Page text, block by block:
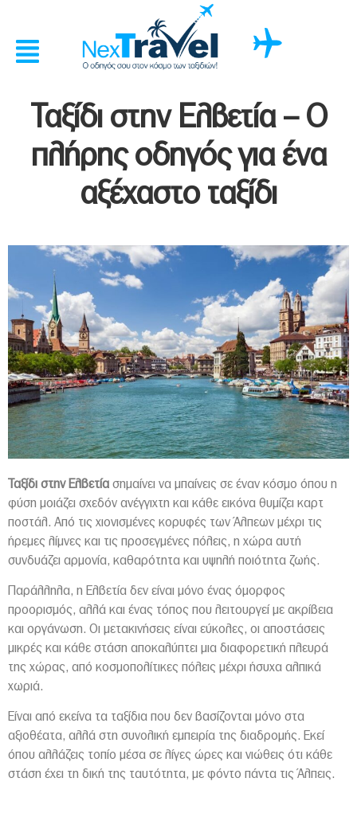
Ταξίδι στην Ελβετία – Ο
πλήρης οδηγός για ένα
αξέχαστο ταξίδι
Ταξίδι στην Ελβετία σημαίνει να μπαίνεις σε έναν κόσμο όπου η
φύση μοιάζει σχεδόν ανέγγιχτη και κάθε εικόνα θυμίζει καρτ
ποστάλ. Από τις χιονισμένες κορυφές των Άλπεων μέχρι τις
ήρεμες λίμνες και τις προσεγμένες πόλεις, η χώρα αυτή
συνδυάζει αρμονία, καθαρότητα και υψηλή ποιότητα ζωής.
Παράλληλα, η Ελβετία δεν είναι μόνο ένας όμορφος
προορισμός, αλλά και ένας τόπος που λειτουργεί με ακρίβεια
και οργάνωση. Οι μετακινήσεις είναι εύκολες, οι αποστάσεις
μικρές και κάθε στάση αποκαλύπτει μια διαφορετική πλευρά
της χώρας, από κοσμοπολίτικες πόλεις μέχρι ήσυχα αλπικά
χωριά.
Είναι από εκείνα τα ταξίδια που δεν βασίζονται μόνο στα
αξιοθέατα, αλλά στη συνολική εμπειρία της διαδρομής. Εκεί
όπου αλλάζεις τοπίο μέσα σε λίγες ώρες και νιώθεις ότι κάθε
στάση έχει τη δική της ταυτότητα, με φόντο πάντα τις Άλπεις.